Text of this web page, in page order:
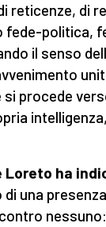
reticenze, di
fede-politica,
il senso
si procede
Loreto ha
di una